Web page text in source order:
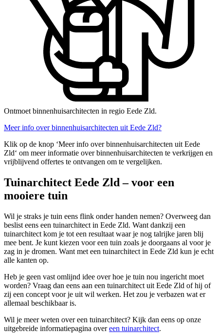
Ontmoet binnenhuisarchitecten in regio Eede Zld.
Meer info over binnenhuisarchitecten uit Eede Zld?
Klik op de knop ‘Meer info over binnenhuisarchitecten uit Eede
Zld‘ om meer informatie over binnenhuisarchitecten te verkrijgen en
vrijblijvend offertes te ontvangen om te vergelijken.
Tuinarchitect Eede Zld – voor een
mooiere tuin
Wil je straks je tuin eens flink onder handen nemen? Overweeg dan
beslist eens een tuinarchitect in Eede Zld. Want dankzij een
tuinarchitect kom je tot een resultaat waar je nog talrijke jaren blij
mee bent. Je kunt kiezen voor een tuin zoals je doorgaans al voor je
zag in je dromen. Want met een tuinarchitect in Eede Zld kun je echt
alle kanten op.
Heb je geen vast omlijnd idee over hoe je tuin nou ingericht moet
worden? Vraag dan eens aan een tuinarchitect uit Eede Zld of hij of
zij een concept voor je uit wil werken. Het zou je verbazen wat er
allemaal beschikbaar is.
Wil je meer weten over een tuinarchitect? Kijk dan eens op onze
uitgebreide informatiepagina overeen tuinarchitect.